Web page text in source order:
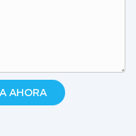
AHORA